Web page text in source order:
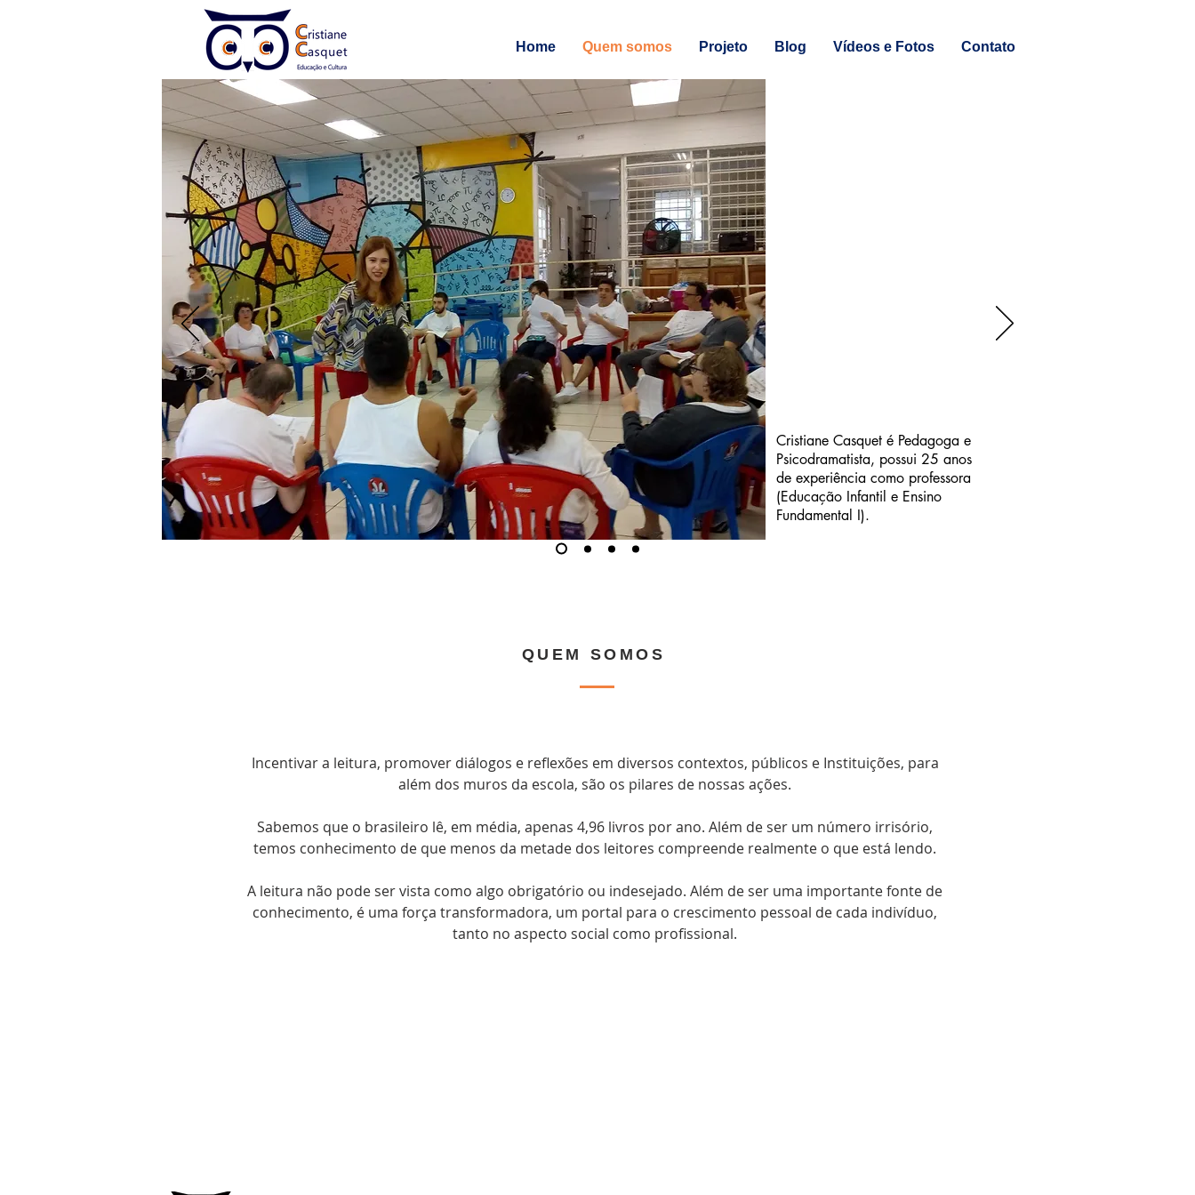
Home Quem somos Projeto Blog Vídeos e Fotos Contato
QUEM SOMOS
Incentivar a leitura, promover diálogos e reflexões em diversos contextos, públicos e Instituições, para
além dos muros da escola, são os pilares de nossas ações.
Sabemos que o brasileiro lê, em média, apenas 4,96 livros por ano. Além de ser um número irrisório,
temos conhecimento de que menos da metade dos leitores compreende realmente o que está lendo.
A leitura não pode ser vista como algo obrigatório ou indesejado. Além de ser uma importante fonte de
conhecimento, é uma força transformadora, um portal para o crescimento pessoal de cada indivíduo,
tanto no aspecto social como profissional.
Cristiane Casquet é Pedagoga e
Psicodramatista, possui 25 anos
de experiência como professora
(Educação Infantil e Ensino
Fundamental I).